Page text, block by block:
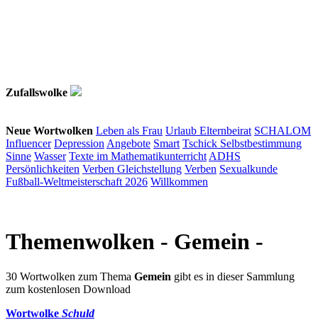
Zufallswolke
Neue Wortwolken Leben als Frau Urlaub Elternbeirat SCHALOM
Influencer Depression Angebote Smart Tschick Selbstbestimmung
Sinne Wasser Texte im Mathematikunterricht ADHS
Persönlichkeiten Verben Gleichstellung Verben Sexualkunde
Fußball-Weltmeisterschaft 2026 Willkommen
Themenwolken - Gemein -
30 Wortwolken zum Thema Gemein gibt es in dieser Sammlung
zum kostenlosen Download
Wortwolke Schuld